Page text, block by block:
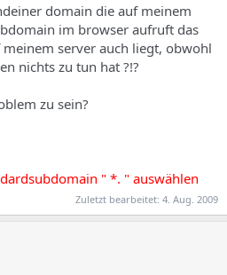
domain die auf meinem
im browser aufruft das
server auch liegt, obwohl
nichts zu tun hat ?!?
zu sein?
" *. " auswählen
Zuletzt bearbeitet: 4. Aug. 2009